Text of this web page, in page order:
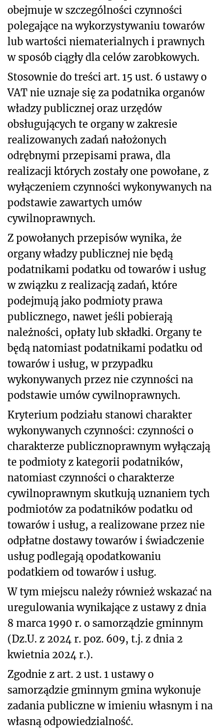
obejmuje w szczególności czynności
polegające na wykorzystywaniu towarów
lub wartości niematerialnych i prawnych
w sposób ciągły dla celów zarobkowych.
Stosownie do treści art. 15 ust. 6 ustawy o
VAT nie uznaje się za podatnika organów
władzy publicznej oraz urzędów
obsługujących te organy w zakresie
realizowanych zadań nałożonych
odrębnymi przepisami prawa, dla
realizacji których zostały one powołane, z
wyłączeniem czynności wykonywanych na
podstawie zawartych umów
cywilnoprawnych.
Z powołanych przepisów wynika, że
organy władzy publicznej nie będą
podatnikami podatku od towarów i usług
w związku z realizacją zadań, które
podejmują jako podmioty prawa
publicznego, nawet jeśli pobierają
należności, opłaty lub składki. Organy te
będą natomiast podatnikami podatku od
towarów i usług, w przypadku
wykonywanych przez nie czynności na
podstawie umów cywilnoprawnych.
Kryterium podziału stanowi charakter
wykonywanych czynności: czynności o
charakterze publicznoprawnym wyłączają
te podmioty z kategorii podatników,
natomiast czynności o charakterze
cywilnoprawnym skutkują uznaniem tych
podmiotów za podatników podatku od
towarów i usług, a realizowane przez nie
odpłatne dostawy towarów i świadczenie
usług podlegają opodatkowaniu
podatkiem od towarów i usług.
W tym miejscu należy również wskazać na
uregulowania wynikające z ustawy z dnia
8 marca 1990 r. o samorządzie gminnym
(Dz.U. z 2024 r. poz. 609, t.j. z dnia 2
kwietnia 2024 r.).
Zgodnie z art. 2 ust. 1 ustawy o
samorządzie gminnym gmina wykonuje
zadania publiczne w imieniu własnym i na
własną odpowiedzialność.